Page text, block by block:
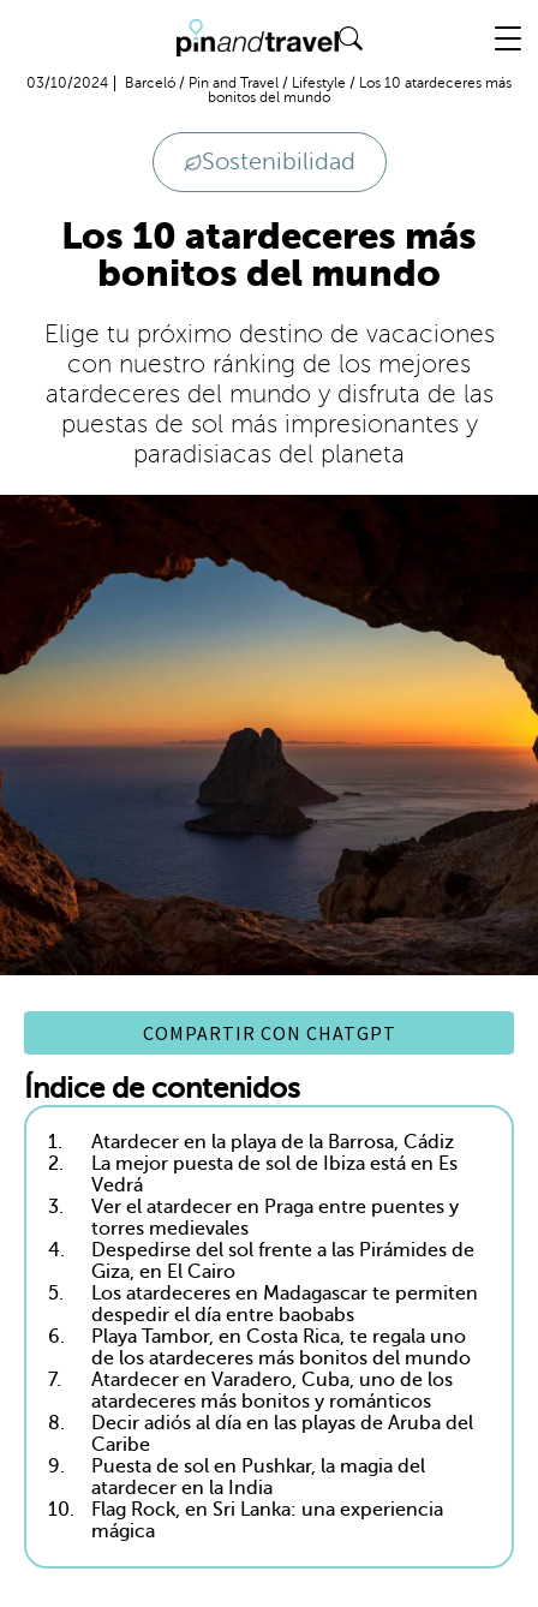
03/10/2024 Barceló / Pin and Travel / Lifestyle / Los 10 atardeceres más
bonitos del mundo
Sostenibilidad
Los 10 atardeceres más
bonitos del mundo
Elige tu próximo destino de vacaciones
con nuestro ránking de los mejores
atardeceres del mundo y disfruta de las
puestas de sol más impresionantes y
paradisiacas del planeta
COMPARTIR CON CHATGPT
Índice de contenidos
1.
Atardecer en la playa de la Barrosa, Cádiz
2.
La mejor puesta de sol de Ibiza está en Es
Vedrá
3.
Ver el atardecer en Praga entre puentes y
torres medievales
4.
Despedirse del sol frente a las Pirámides de
Giza, en El Cairo
5.
Los atardeceres en Madagascar te permiten
despedir el día entre baobabs
6.
Playa Tambor, en Costa Rica, te regala uno
de los atardeceres más bonitos del mundo
7.
Atardecer en Varadero, Cuba, uno de los
atardeceres más bonitos y románticos
8.
Decir adiós al día en las playas de Aruba del
Caribe
9.
Puesta de sol en Pushkar, la magia del
atardecer en la India
10.
Flag Rock, en Sri Lanka: una experiencia
mágica